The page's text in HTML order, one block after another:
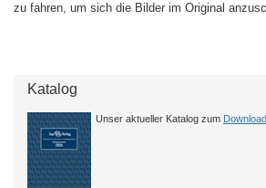
zu fahren, um sich die Bilder im Original
Katalog
Unser aktueller Katalog zum Download